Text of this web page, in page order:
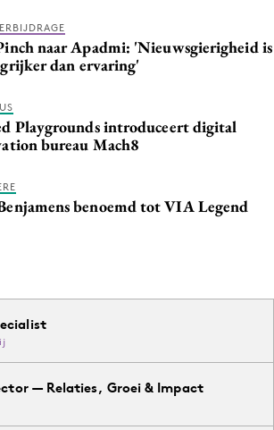
naar Apadmi: 'Nieuwsgierigheid is
dan ervaring'
Playgrounds introduceert digital
bureau Mach8
benoemd tot VIA Legend
— Relaties, Groei & Impact